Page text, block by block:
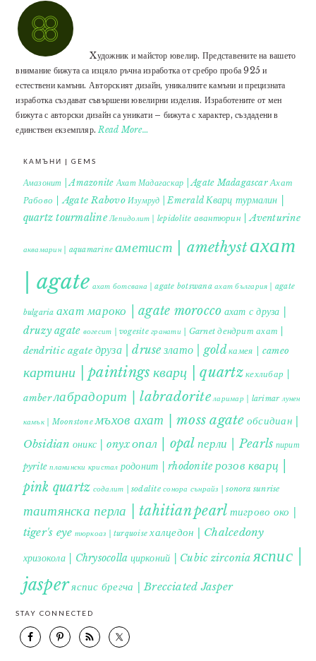
Xудожник и майстор ювелир. Представените на вашето
внимание бижута са изцяло ръчна изработка от сребро проба 925 и
естествени камъни. Авторският дизайн, уникалните камъни и прецизната
изработка създават съвършени ювелирни изделия. Изработените от мен
бижута с авторски дизайн са уникати – бижута с характер, създадени в
единствен екземпляр.Read More…
КАМЪНИ | GEMS
Амазонит | Amazonite Ахат Мадагаскар | Agate Madagascar Ахат
Рабово | Agate Rabovo Изумруд | Emerald Кварц турмалин |
quartz tourmaline Лепидолит | lepidolite авантюрин | Aventurine
аквамарин | aquamarine аметист | amethystахат
| agate ахат ботсвана | agate botswana ахат българия | agate
bulgaria ахат мароко | agate morocco ахат с друза |
druzy agate вогесит | vogesite гранати | Garnet дендрит ахат |
dendritic agate друза | druse злато | gold камея | cameo
картини | paintings кварц | quartzкехлибар |
amberлабрадорит | labradorite ларимар | larimar лунен
камък | Moonstone мъхов ахат | moss agate обсидиан |
Obsidian оникс | onyxопал | opal перли | Pearls пирит |
pyrite планински кристал родонит | rhodonite розов кварц |
pink quartz содалит | sodalite сонора сънрайз | sonora sunrise
таитянска перла | tahitian pearl тигрово око |
tiger's eye тюркоаз | turquoise халцедон | Chalcedony
хризокола | Chrysocolla цирконий | Cubic zirconia яспис |
jasperяспис брегча | Brecciated Jasper
STAY CONNECTED